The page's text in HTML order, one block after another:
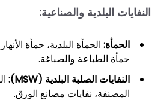
النفايات البلدية والصناعية:
الحمأة: الحمأة البلدية، حمأة
حمأة الطباعة والصباغة.
النفايات الصلبة البلدية (MSW):
المصنفة، نفايات مصانع الورق.